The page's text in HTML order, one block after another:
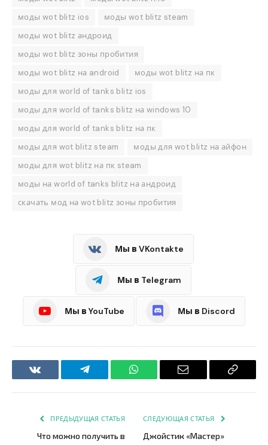
моды wot blitz ios
моды wot blitz steam
моды wot blitz андроид
моды wot blitz зоны пробития
моды wot blitz на android
моды wot blitz на пк
моды для world of tanks blitz ios
моды для world of tanks blitz на windows 10
моды для world of tanks blitz на пк
моды для wot blitz steam
моды для wot blitz на айфон
моды для wot blitz на пк steam
моды на world of tanks blitz на андроид
скачать мод на wot blitz зоны пробития
Мы в VKontakte
Мы в Telegram
Мы в YouTube Мы в Discord
VKontakteTelegram WhatsApp Email
Copy
ПРЕДЫДУЩАЯ СТАТЬЯ
Что можно получить в
СЛЕДУЮЩАЯ СТАТЬЯ
Джойстик «Мастер»